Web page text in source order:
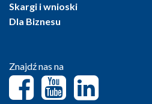
Skargi i wnioski
Dla Biznesu
Znajdź nas na